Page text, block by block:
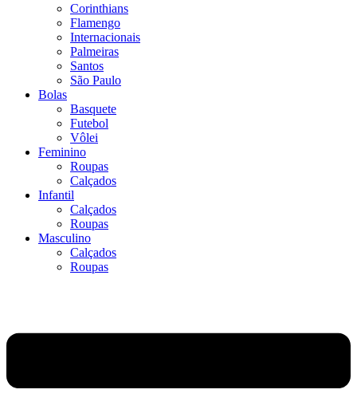
Corinthians
Flamengo
Internacionais
Palmeiras
Santos
São Paulo
Bolas
Basquete
Futebol
Vôlei
Feminino
Roupas
Calçados
Infantil
Calçados
Roupas
Masculino
Calçados
Roupas